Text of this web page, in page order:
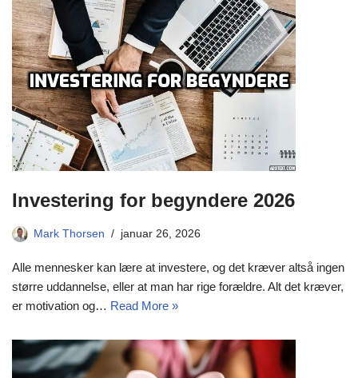
Investering for begyndere 2026
Mark Thorsen januar 26, 2026
Alle mennesker kan lære at investere, og det kræver altså ingen
større uddannelse, eller at man har rige forældre. Alt det kræver,
er motivation og… Read More »